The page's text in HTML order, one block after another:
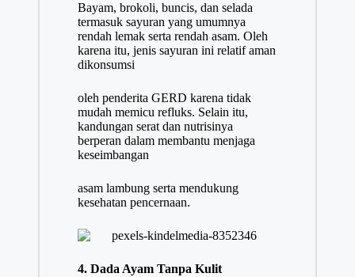
Bayam, brokoli, buncis, dan selada
termasuk sayuran yang umumnya
rendah lemak serta rendah asam. Oleh
karena itu, jenis sayuran ini relatif aman
dikonsumsi
oleh penderita GERD karena tidak
mudah memicu refluks. Selain itu,
kandungan serat dan nutrisinya
berperan dalam membantu menjaga
keseimbangan
asam lambung serta mendukung
kesehatan pencernaan.
4. Dada Ayam Tanpa Kulit